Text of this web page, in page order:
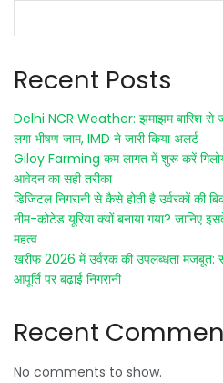
Recent Posts
Delhi NCR Weather: झमाझम बारिश से
लगा भीषण जाम, IMD ने जारी किया अलर्ट
Giloy Farming कम लागत में शुरू करें
आवेदन का सही तरीका
डिजिटल निगरानी से कैसे होती है उर्वरकों की
नीम-कोटेड यूरिया क्यों बनाया गया? जानिए
महत्व
खरीफ 2026 में उर्वरक की उपलब्धता मजबूत:
आपूर्ति पर बढ़ाई निगरानी
Recent
No comments to show.